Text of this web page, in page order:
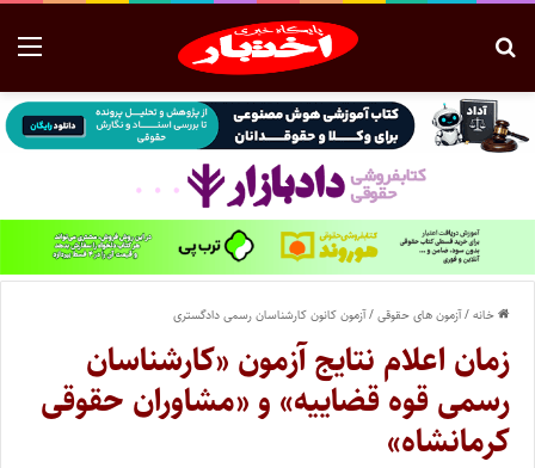
خانه/آزمون های حقوقی/آزمون کانون کارشناسان رسمی دادگستری
زمان اعلام نتایج آزمون «کارشناسان
رسمی قوه قضاییه» و «مشاوران حقوقی
کرمانشاه»